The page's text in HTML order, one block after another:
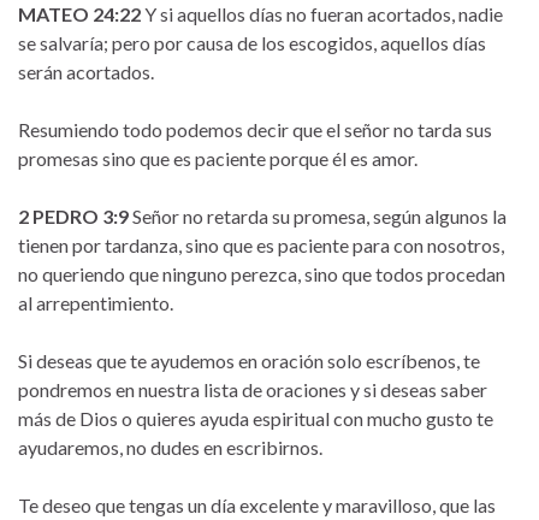
MATEO 24:22Y si aquellos días no fueran acortados, nadie
se salvaría; pero por causa de los escogidos, aquellos días
serán acortados.
Resumiendo todo podemos decir que el señor no tarda sus
promesas sino que es paciente porque él es amor.
2 PEDRO 3:9Señor no retarda su promesa, según algunos la
tienen por tardanza, sino que es paciente para con nosotros,
no queriendo que ninguno perezca, sino que todos procedan
al arrepentimiento.
Si deseas que te ayudemos en oración solo escríbenos, te
pondremos en nuestra lista de oraciones y si deseas saber
más de Dios o quieres ayuda espiritual con mucho gusto te
ayudaremos, no dudes en escribirnos.
Te deseo que tengas un día excelente y maravilloso, que las